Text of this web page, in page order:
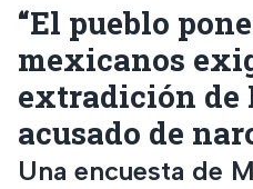
“El pueblo
mexicanos
extradición de
acusado de
Una encuesta de